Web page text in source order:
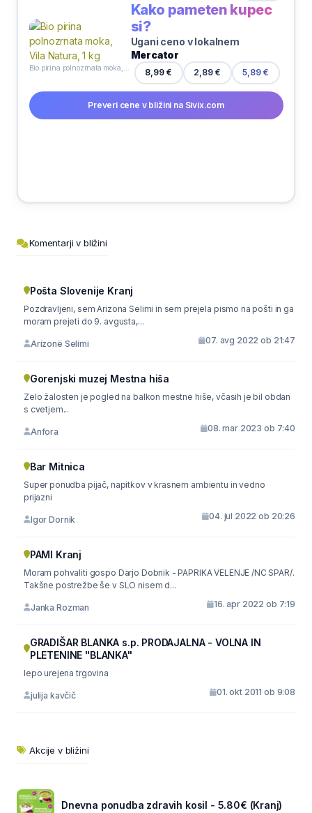
Kako pameten kupec
si?
Ugani ceno v lokalnem
Mercator
8,99 € 2,89 € 5,89 €
Preveri cene v bližini na Sivix.com
Komentarji v bližini
Pošta Slovenije Kranj
Pozdravljeni, sem Arizona Selimi in sem prejela pismo na pošti in ga
moram prejeti do 9. avgusta,...
Arizonë Selimi 07. avg 2022 ob 21:47
Gorenjski muzej Mestna hiša
Zelo žalosten je pogled na balkon mestne hiše, včasih je bil obdan
s cvetjem...
Anfora 08. mar 2023 ob 7:40
Bar Mitnica
Super ponudba pijač, napitkov v krasnem ambientu in vedno
prijazni
Igor Dornik 04. jul 2022 ob 20:26
PAMI Kranj
Moram pohvaliti gospo Darjo Dobnik - PAPRIKA VELENJE /NC SPAR/.
Takšne postrežbe še v SLO nisem d...
Janka Rozman 16. apr 2022 ob 7:19
GRADIŠAR BLANKA s.p. PRODAJALNA - VOLNA IN
PLETENINE "BLANKA"
lepo urejena trgovina
julija kavčič 01. okt 2011 ob 9:08
Akcije v bližini
Dnevna ponudba zdravih kosil - 5.80€ (Kranj)